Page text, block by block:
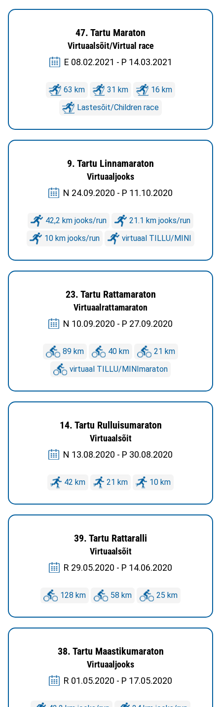
47. Tartu Maraton
Virtuaalsõit/Virtual race
E 08.02.2021 - P 14.03.2021
63 km 31 km
16 km
Lastesõit/Children race
9. Tartu Linnamaraton
Virtuaaljooks
N 24.09.2020 - P 11.10.2020
42,2 km jooks/run
21.1 km jooks/run
10 km jooks/run
virtuaal TILLU/MINI
23. Tartu Rattamaraton
Virtuaalrattamaraton
N 10.09.2020 - P 27.09.2020
89 km 40 km
21 km
virtuaal TILLU/MINImaraton
14. Tartu Rulluisumaraton
Virtuaalsõit
N 13.08.2020 - P 30.08.2020
42 km 21 km 10 km
39. Tartu Rattaralli
Virtuaalsõit
R 29.05.2020 - P 14.06.2020
128 km 58 km 25 km
38. Tartu Maastikumaraton
Virtuaaljooks
R 01.05.2020 - P 17.05.2020